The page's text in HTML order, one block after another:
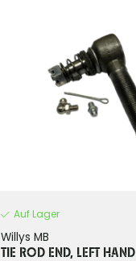
Auf Lager
Willys MB
TIE ROD END, LEFT HAND